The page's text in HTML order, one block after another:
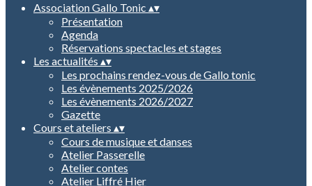
Association Gallo Tonic ▴▾
Présentation
Agenda
Réservations spectacles et stages
Les actualités ▴▾
Les prochains rendez-vous de Gallo tonic
Les évènements 2025/2026
Les évènements 2026/2027
Gazette
Cours et ateliers ▴▾
Cours de musique et danses
Atelier Passerelle
Atelier contes
Atelier Liffré Hier